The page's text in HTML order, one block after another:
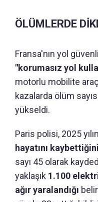
ÖLÜMLERDE
Fransa'nın yol
"korumasız yol
motorlu mobilite
kazalarda ölüm
yükseldi.
Paris polisi, 2025
hayatını kaybettiğini
sayı 45 olarak
yaklaşık 1.100
ağır yaralandığı